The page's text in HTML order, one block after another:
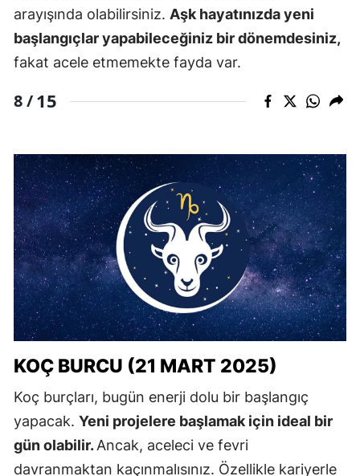
arayışında olabilirsiniz. Aşk hayatınızda yeni
başlangıçlar yapabileceğiniz bir dönemdesiniz,
fakat acele etmemekte fayda var.
8 /15
KOÇ BURCU (21 MART 2025)
Koç burçları, bugün enerji dolu bir başlangıç
yapacak. Yeni projelere başlamak için ideal bir
gün olabilir.Ancak, aceleci ve fevri
davranmaktan kaçınmalısınız. Özellikle kariyerle